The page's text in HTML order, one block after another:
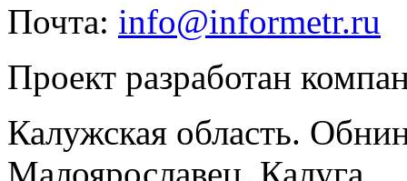
Почта: info@informetr.ru
Проект разработан
Калужская область.
Малоярославец, Калуга